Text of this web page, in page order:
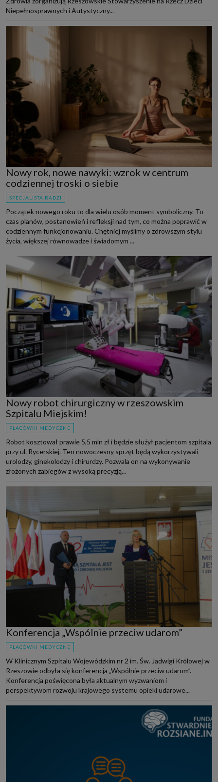
Niepełnosprawnych i Autystyczny...
Nowy rok, nowe nawyki: wzrok w centrum
codziennej troski o siebie
SPECJALISTA RADZI
Początek nowego roku to dla wielu osób moment symboliczny. To
czas planów, postanowień i refleksji nad tym, co można poprawić w
codziennym funkcjonowaniu. Chętniej myślimy o zdrowszym stylu
życia, większej równowadze i świadomym ...
Nowy robot chirurgiczny w rzeszowskim
Szpitalu Miejskim!
PLACÓWKI MEDYCZNE
Robot kosztował prawie 5,5 mln zł i będzie służył pacjentom szpitala
przy ul. Rycerskiej. Ten nowoczesny sprzęt będą wykorzystywali
urolodzy, ginekolodzy i chirurdzy. Pozwala on na wykonywanie
złożonych zabiegów z wysoką precyzją...
Konferencja „Wspólnie przeciw udarom”
PLACÓWKI MEDYCZNE
W Klinicznym Szpitalu Wojewódzkim nr 2 im. Św. Jadwigi Królowej w
Rzeszowie odbyła się konferencja „Wspólnie przeciw udarom”.
Konferencja poświęcona była aktualnym wyzwaniom i
perspektywom rozwoju krajowego systemu opieki udarowe...